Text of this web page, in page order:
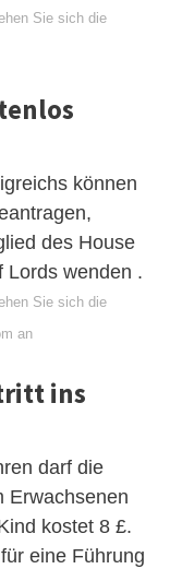
Sie sich die
können
des House
Lords wenden .
Sie sich die
an
ins
darf die
Erwachsenen
kostet 8 £.
eine Führung